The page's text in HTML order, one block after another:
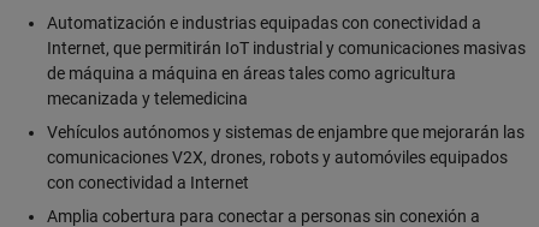
Automatización e industrias equipadas con conectividad a
Internet, que permitirán IoT industrial y comunicaciones masivas
de máquina a máquina en áreas tales como agricultura
mecanizada y telemedicina
Vehículos autónomos y sistemas de enjambre que mejorarán las
comunicaciones V2X, drones, robots y automóviles equipados
con conectividad a Internet
Amplia cobertura para conectar a personas sin conexión a